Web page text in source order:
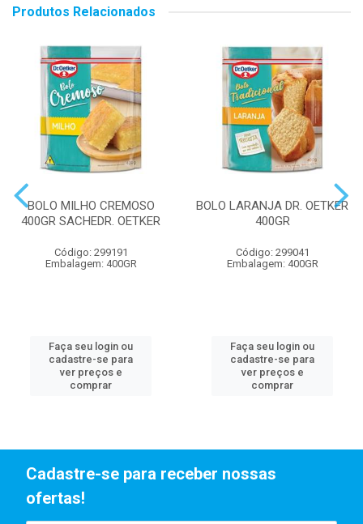
Produtos Relacionados
BOLO MILHO CREMOSO
400GR SACHEDR. OETKER
Código: 299191
Embalagem: 400GR
Faça seu login ou
cadastre-se para
ver preços e
comprar
BOLO LARANJA DR. OETKER
400GR
Código: 299041
Embalagem: 400GR
Faça seu login ou
cadastre-se para
ver preços e
comprar
Cadastre-se para receber nossas
ofertas!